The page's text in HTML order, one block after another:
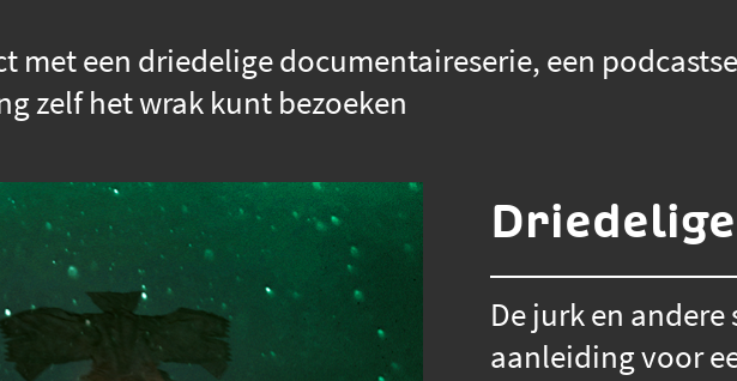
met een driedelige documentaireserie, een
zelf het wrak kunt bezoeken
De jurk en
aanleiding voor